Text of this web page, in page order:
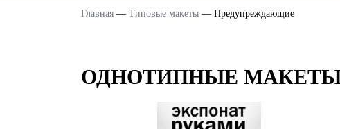
КОНТАКТЫ
Главная — Типовые макеты — Предупреждающие
ОДНОТИПНЫЕ